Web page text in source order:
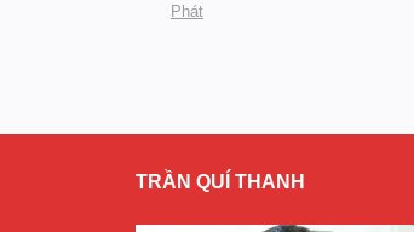
Phát
TRẦN QUÍ THANH